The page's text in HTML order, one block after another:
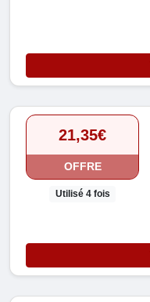
21,35€
OFFRE
Utilisé 4 fois